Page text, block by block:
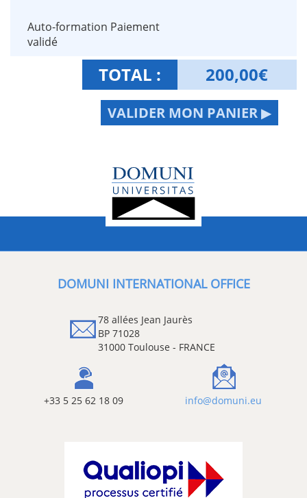
Auto-formation Paiement
validé
TOTAL : 200,00€
VALIDER MON PANIER ▶
DOMUNI INTERNATIONAL OFFICE
78 allées Jean Jaurès
BP 71028
31000 Toulouse - FRANCE
+33 5 25 62 18 09 info@domuni.eu